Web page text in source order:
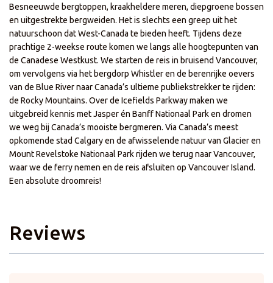
Besneeuwde bergtoppen, kraakheldere meren, diepgroene bossen
en uitgestrekte bergweiden. Het is slechts een greep uit het
natuurschoon dat West-Canada te bieden heeft. Tijdens deze
prachtige 2-weekse route komen we langs alle hoogtepunten van
de Canadese Westkust. We starten de reis in bruisend Vancouver,
om vervolgens via het bergdorp Whistler en de berenrijke oevers
van de Blue River naar Canada’s ultieme publiekstrekker te rijden:
de Rocky Mountains. Over de Icefields Parkway maken we
uitgebreid kennis met Jasper én Banff Nationaal Park en dromen
we weg bij Canada’s mooiste bergmeren. Via Canada’s meest
opkomende stad Calgary en de afwisselende natuur van Glacier en
Mount Revelstoke Nationaal Park rijden we terug naar Vancouver,
waar we de ferry nemen en de reis afsluiten op Vancouver Island.
Een absolute droomreis!
Reviews